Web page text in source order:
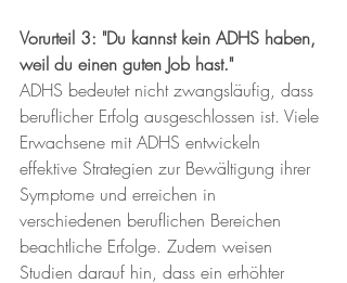
Vorurteil 3: "Du kannst kein ADHS haben,
weil du einen guten Job hast."
ADHS bedeutet nicht zwangsläufig, dass
beruflicher Erfolg ausgeschlossen ist. Viele
Erwachsene mit ADHS entwickeln
effektive Strategien zur Bewältigung ihrer
Symptome und erreichen in
verschiedenen beruflichen Bereichen
beachtliche Erfolge. Zudem weisen
Studien darauf hin, dass ein erhöhter